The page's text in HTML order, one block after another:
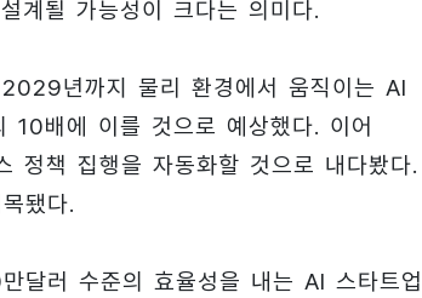
계될 가능성이 크다는 의미다.
년까지 물리 환경에서 움직이는 AI
10배에 이를 것으로 예상했다. 이어
정책 집행을 자동화할 것으로 내다봤다.
됐다.
달러 수준의 효율성을 내는 AI 스타트업